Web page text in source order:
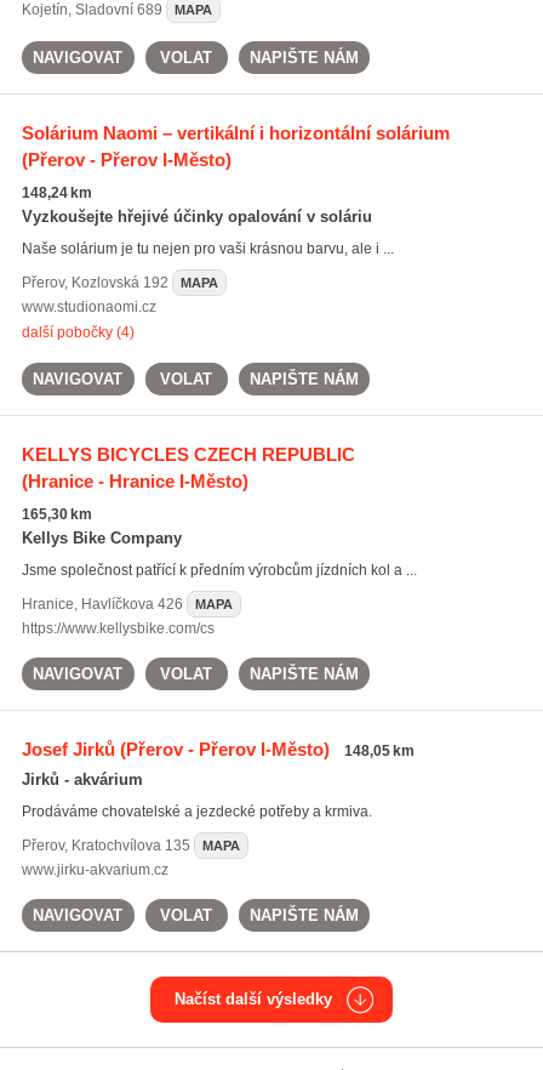
Kojetín, Sladovní 689 MAPA
NAVIGOVAT VOLAT NAPIŠTE NÁM
Solárium Naomi – vertikální i horizontální solárium
(Přerov - Přerov I-Město)
148,24 km
Vyzkoušejte hřejivé účinky opalování v soláriu
Naše solárium je tu nejen pro vaši krásnou barvu, ale i ...
Přerov, Kozlovská 192 MAPA
www.studionaomi.cz
další pobočky (4)
NAVIGOVAT VOLAT NAPIŠTE NÁM
KELLYS BICYCLES CZECH REPUBLIC
(Hranice - Hranice I-Město)
165,30 km
Kellys Bike Company
Jsme společnost patřící k předním výrobcům jízdních kol a ...
Hranice, Havlíčkova 426 MAPA
https://www.kellysbike.com/cs
NAVIGOVAT VOLAT NAPIŠTE NÁM
Josef Jirků(Přerov - Přerov I-Město) 148,05 km
Jirků - akvárium
Prodáváme chovatelské a jezdecké potřeby a krmiva.
Přerov, Kratochvílova 135 MAPA
www.jirku-akvarium.cz
NAVIGOVAT VOLAT NAPIŠTE NÁM
Načíst další výsledky